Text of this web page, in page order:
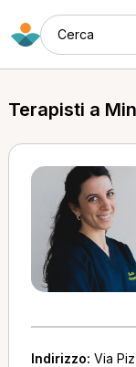
Cerca
Terapisti a
Indirizzo: Via